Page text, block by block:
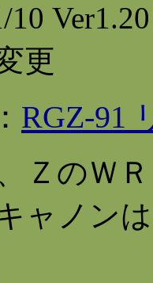
10
更
RGZ-91
ＺのＷ
ャノン